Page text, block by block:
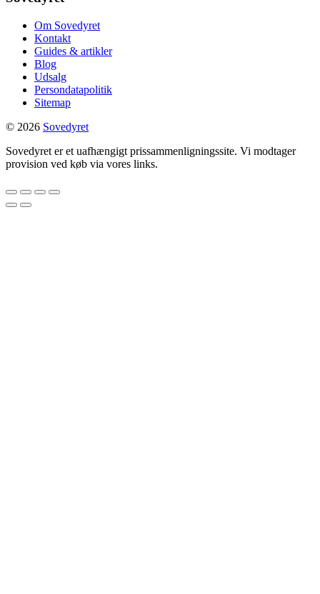
Om Sovedyret
Kontakt
Guides & artikler
Blog
Udsalg
Persondatapolitik
Sitemap
© 2026 Sovedyret
Sovedyret er et uafhængigt prissammenligningssite. Vi modtager
provision ved køb via vores links.